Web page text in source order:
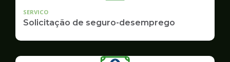
SERVICO
Solicitação de seguro-desemprego